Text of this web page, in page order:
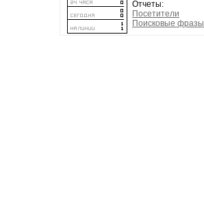
Отчеты:
Посетители
Поисковые фразы